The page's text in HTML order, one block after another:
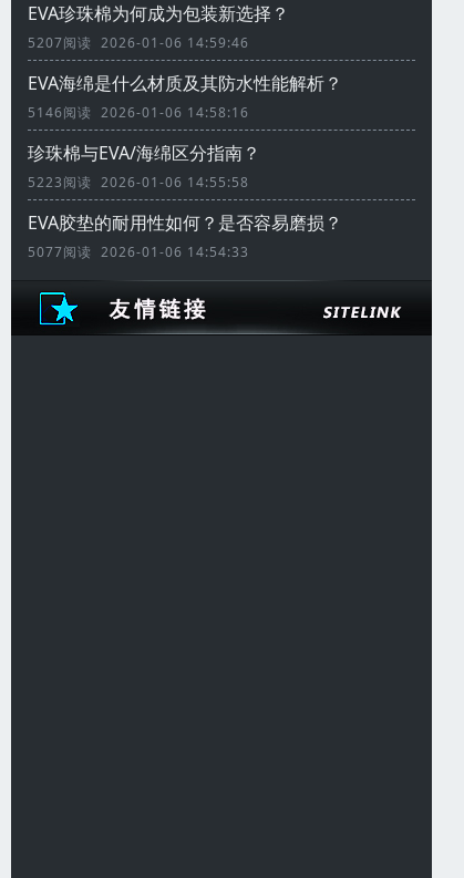
EVA珍珠棉为何成为包装新选择？
5207阅读 2026-01-06 14:59:46
EVA海绵是什么材质及其防水性能解析？
5146阅读 2026-01-06 14:58:16
珍珠棉与EVA/海绵区分指南？
5223阅读 2026-01-06 14:55:58
EVA胶垫的耐用性如何？是否容易磨损？
5077阅读 2026-01-06 14:54:33